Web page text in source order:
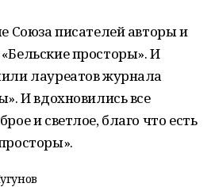
Союза писателей авторы и
просторы». И
лауреатов журнала
И вдохновились все
и светлое, благо что есть